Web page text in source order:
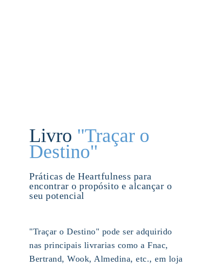
Livro "Traçar o
Destino"
"Traçar o Destino" pode ser adquirido
nas principais livrarias como a Fnac,
Bertrand, Wook, Almedina, etc., em loja
Práticas de Heartfulness para
encontrar o propósito e alcançar o
seu potencial